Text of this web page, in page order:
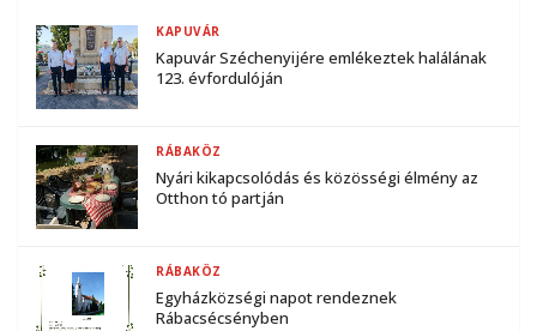
Kapuvár Széchenyijére emlékeztek halálának
123. évfordulóján
KAPUVÁR
Nyári kikapcsolódás és közösségi élmény az
Otthon tó partján
RÁBAKÖZ
Egyházközségi napot rendeznek
Rábacsécsényben
RÁBAKÖZ